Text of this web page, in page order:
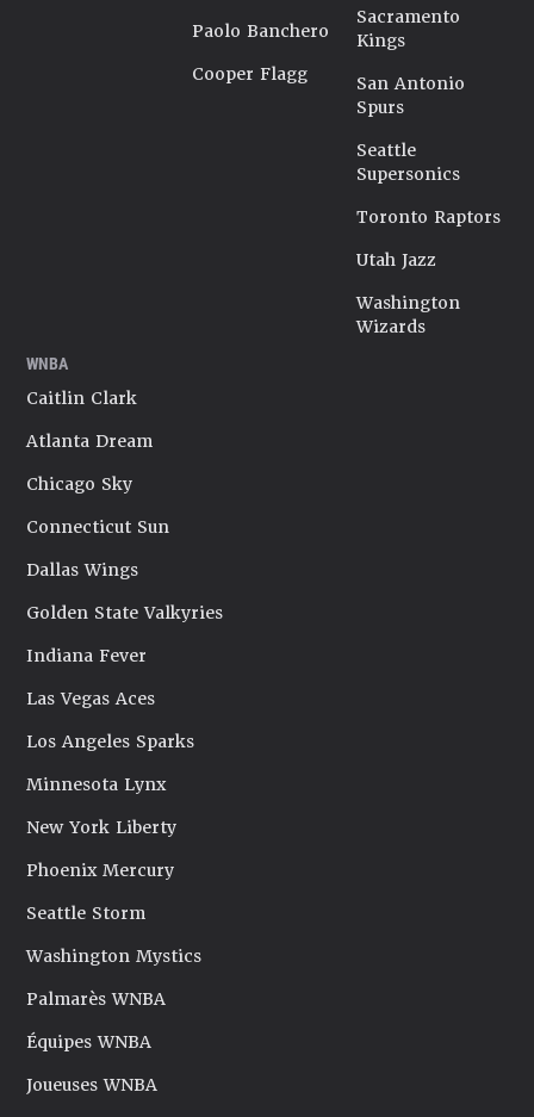
Paolo Banchero
Cooper Flagg
Sacramento
Kings
San Antonio
Spurs
Seattle
Supersonics
Toronto Raptors
Utah Jazz
Washington
Wizards
WNBA
Caitlin Clark
Atlanta Dream
Chicago Sky
Connecticut Sun
Dallas Wings
Golden State Valkyries
Indiana Fever
Las Vegas Aces
Los Angeles Sparks
Minnesota Lynx
New York Liberty
Phoenix Mercury
Seattle Storm
Washington Mystics
Palmarès WNBA
Équipes WNBA
Joueuses WNBA